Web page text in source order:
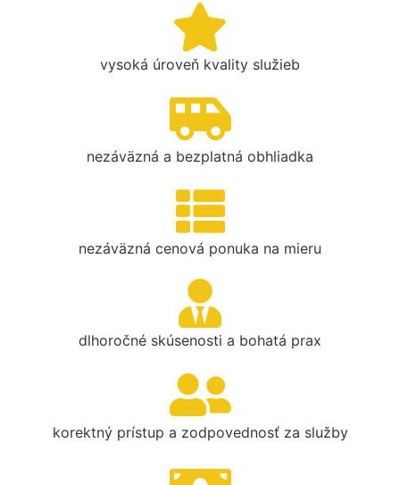
vysoká úroveň kvality služieb
nezáväzná a bezplatná obhliadka
nezáväzná cenová ponuka na mieru
dlhoročné skúsenosti a bohatá prax
korektný prístup a zodpovednosť za služby